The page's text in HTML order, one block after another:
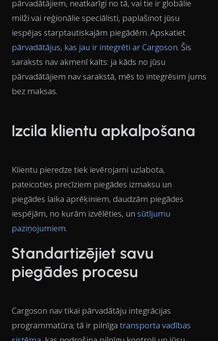
pārvadātājiem, neatkarīgi no tā, vai tie ir globālie
milži vai reģionālie speciālisti, paplašinot jūsu
iespējas starptautiskajām piegādēm. Apskatiet
pārvadātājus, kas jau ir integrēti ar Cargoson. Šis
saraksts nav akmenī kalts: ja kāds no jūsu
pārvadātājiem nav sarakstā, mēs to integrēsim jums
bez maksas.
Izcila klientu apkalpošana
Klientu pieredze tiek ievērojami uzlabota,
pateicoties precīziem piegādes izmaksu un
piegādes laika aprēķiniem, daudzām piegādes
iespējām, no kurām izvēlēties, un sūtījumu
paziņojumiem.
Standartizējiet savu
piegādes procesu
Cargoson nav tikai pārvadātāju integrācijas
programmatūra; tā ir pilnīga transporta vadības